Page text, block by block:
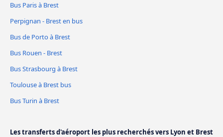
Bus Paris à Brest
Perpignan - Brest en bus
Bus de Porto à Brest
Bus Rouen - Brest
Bus Strasbourg à Brest
Toulouse à Brest bus
Bus Turin à Brest
Les transferts d'aéroport les plus recherchés vers Lyon et Brest